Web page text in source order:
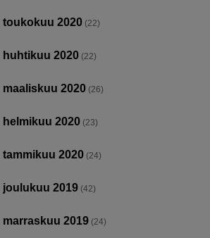
toukokuu 2020 (22)
huhtikuu 2020 (22)
maaliskuu 2020 (26)
helmikuu 2020 (23)
tammikuu 2020 (24)
joulukuu 2019 (42)
marraskuu 2019 (24)